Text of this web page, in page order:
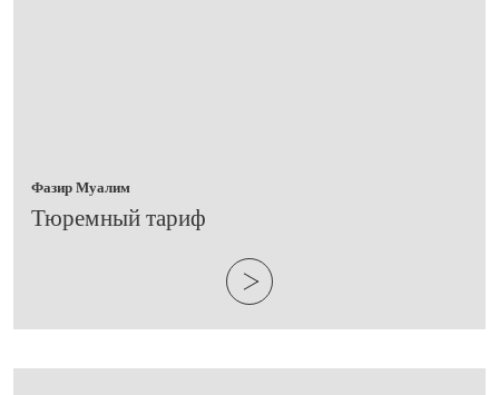
Фазир Муалим
​Тюремный тариф